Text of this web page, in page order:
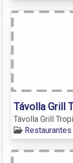
Távolla Grill
Távolla Grill